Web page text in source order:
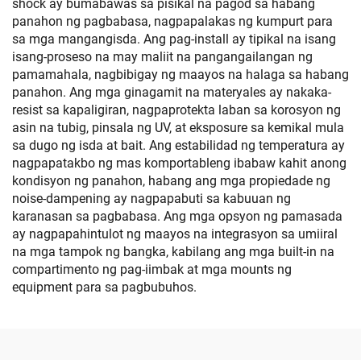
shock ay bumabawas sa pisikal na pagod sa habang
panahon ng pagbabasa, nagpapalakas ng kumpurt para
sa mga mangangisda. Ang pag-install ay tipikal na isang
isang-proseso na may maliit na pangangailangan ng
pamamahala, nagbibigay ng maayos na halaga sa habang
panahon. Ang mga ginagamit na materyales ay nakaka-
resist sa kapaligiran, nagpaprotekta laban sa korosyon ng
asin na tubig, pinsala ng UV, at eksposure sa kemikal mula
sa dugo ng isda at bait. Ang estabilidad ng temperatura ay
nagpapatakbo ng mas komportableng ibabaw kahit anong
kondisyon ng panahon, habang ang mga propiedade ng
noise-dampening ay nagpapabuti sa kabuuan ng
karanasan sa pagbabasa. Ang mga opsyon ng pamasada
ay nagpapahintulot ng maayos na integrasyon sa umiiral
na mga tampok ng bangka, kabilang ang mga built-in na
compartimento ng pag-iimbak at mga mounts ng
equipment para sa pagbubuhos.